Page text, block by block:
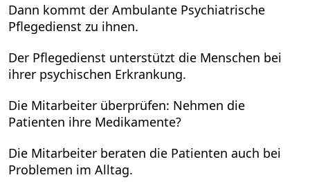
Dann kommt der Ambulante Psychiatrische
Pflegedienst zu ihnen.
Der Pflegedienst unterstützt die Menschen bei
ihrer psychischen Erkrankung.
Die Mitarbeiter überprüfen: Nehmen die
Patienten ihre Medikamente?
Die Mitarbeiter beraten die Patienten auch bei
Problemen im Alltag.